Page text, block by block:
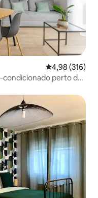
4,98 de uma
4,98 (316)
condicionado perto do